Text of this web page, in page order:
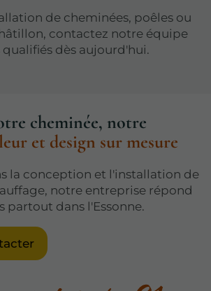
de cheminées, poêles ou
contactez notre équipe
dès aujourd'hui.
cheminée, notre
et design sur mesure
la conception et l'installation de
notre entreprise répond
partout dans l'Essonne.